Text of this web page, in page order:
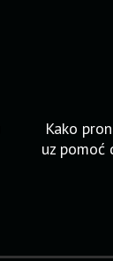
Kako
uz pomoć